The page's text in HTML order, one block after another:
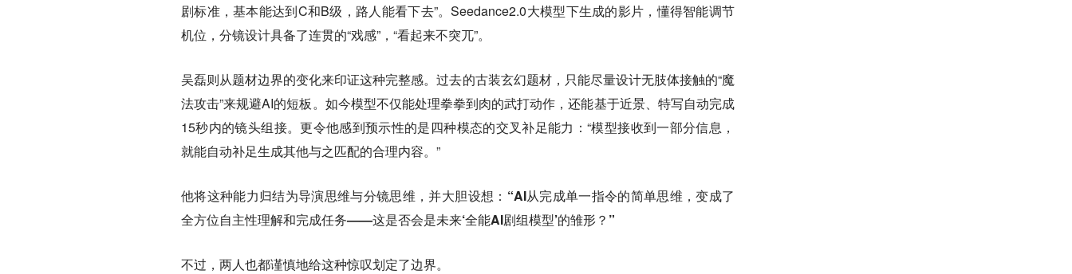
剧标准，基本能达到C和B级，路人能看下去”。Seedance2.0大模型下生成的影片，懂得智能调节
机位，分镜设计具备了连贯的“戏感”，“看起来不突兀”。
吴磊则从题材边界的变化来印证这种完整感。过去的古装玄幻题材，只能尽量设计无肢体接触的“魔
法攻击”来规避AI的短板。如今模型不仅能处理拳拳到肉的武打动作，还能基于近景、特写自动完成
15秒内的镜头组接。更令他感到预示性的是四种模态的交叉补足能力：“模型接收到一部分信息，
就能自动补足生成其他与之匹配的合理内容。”
他将这种能力归结为导演思维与分镜思维 ，并大胆设想： “AI从完成单一指令的简单思维，变成了
全方位自主性理解和完成任务——这是否会是未来‘全能AI剧组模型’的雏形？”
不过，两人也都谨慎地给这种惊叹划定了边界。